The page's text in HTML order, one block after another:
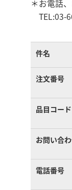
＊お電話
TEL:03-
件名
注文番号
品目コード
お問い合
電話番号